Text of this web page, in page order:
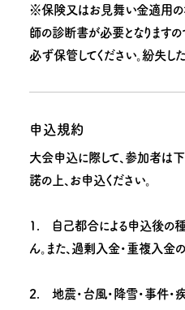
※保険又はお見舞い金適用
師の診断書が必要となりますの
必ず保管してください。紛失し
申込規約
大会申込に際して、参加者は
諾の上、お申込ください。
1. 自己都合による申込後の種
ん。また、過剰入金・重複入金
2. 地震・台風・降雪・事件・